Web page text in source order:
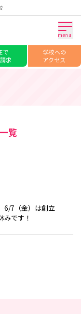
menu
で
求
学校への
アクセス
覧
6/7（金）は創立
みです！